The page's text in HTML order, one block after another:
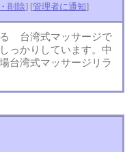
削除] [管理者に通知]
台湾式マッサージで
っかりしています。中
台湾式マッサージリラ